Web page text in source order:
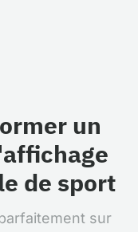
un
de sport
sur